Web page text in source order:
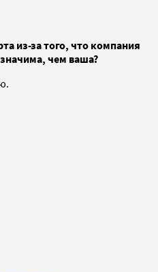
из-за того, что компания
чем ваша?